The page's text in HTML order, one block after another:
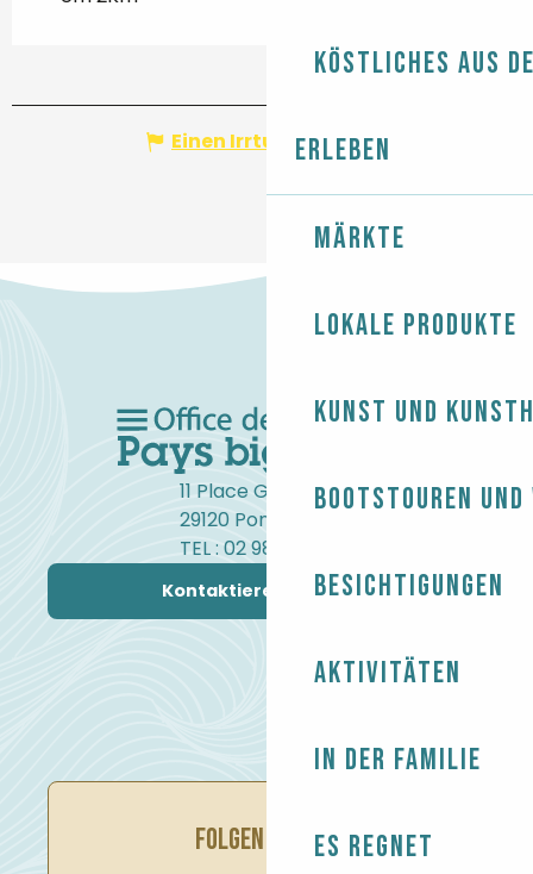
Köstliches aus
Erleben
Märkte
Lokale Produkte
Kunst und
Bootstouren
Besichtigungen
Aktivitäten
In der Familie
Es regnet
Einen Irrtum angeben
11 Place Gambetta
29120 Pont-l'Abbé
TEL : 02 98 82 37 99
Kontaktieren Sie uns
FOLGEN SIE UNS